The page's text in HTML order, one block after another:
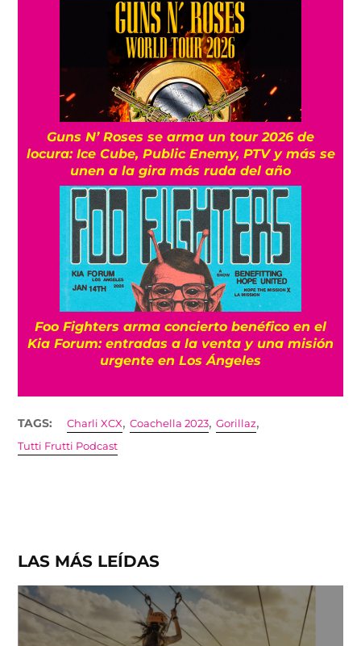
Guns N’ Roses se arma un tour 2026 de
locura: Ice Cube, Public Enemy, PTV y más se
unen a la gira más ruda del año
Foo Fighters arma concierto benéfico en el
Kia Forum: entradas a la venta y una misión
urgente en Los Ángeles
TAGS: Charli XCX,Coachella 2023,Gorillaz,
Tutti Frutti Podcast
LAS MÁS LEÍDAS